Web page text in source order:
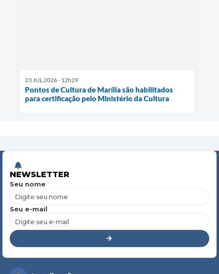
23 JUL 2026 - 12h29
Pontos de Cultura de Marília são habilitados
para certificação pelo Ministério da Cultura
NEWSLETTER
Seu nome
Seu e-mail